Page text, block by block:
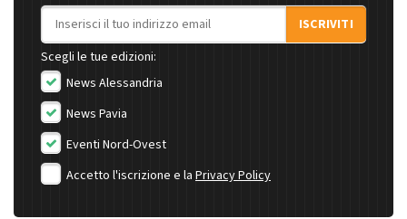
Indirizzo email
ISCRIVITI
Scegli le tue edizioni:
News Alessandria
News Pavia
Eventi Nord-Ovest
Accetto l'iscrizione e la Privacy Policy